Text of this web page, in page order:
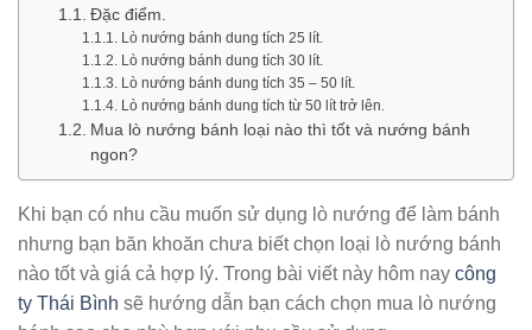
Đặc điểm.
Lò nướng bánh dung tích 25 lít.
Lò nướng bánh dung tích 30 lít.
Lò nướng bánh dung tích 35 – 50 lít.
Lò nướng bánh dung tích từ 50 lít trở lên.
Mua lò nướng bánh loại nào thì tốt và nướng bánh
ngon?
Khi bạn có nhu cầu muốn sử dụng lò nướng để làm bánh
nhưng bạn băn khoăn chưa biết chọn loại lò nướng bánh
nào tốt và giá cả hợp lý. Trong bài viết này hôm nay công
ty Thái Bình sẽ hướng dẫn bạn cách chọn mua lò nướng